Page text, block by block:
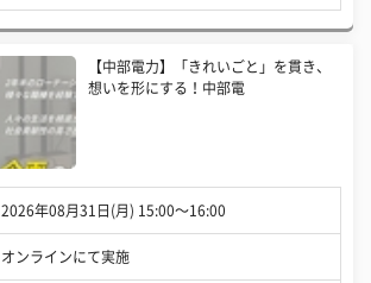
【中部電力】「きれいごと」を貫き、
想いを形にする！中部電
2026年08月31日(月) 15:00〜16:00
オンラインにて実施